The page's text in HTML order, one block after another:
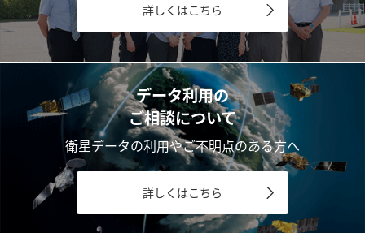
詳しくはこちら
データ利用の
ご相談について
衛星データの利用やご不明点のある方へ
詳しくはこちら